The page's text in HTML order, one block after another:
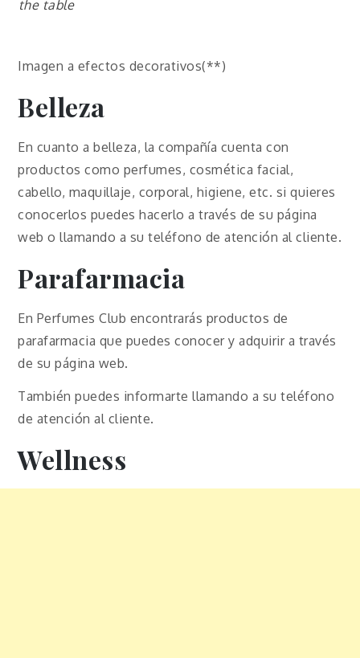
the table
Imagen a efectos decorativos(**)
Belleza
En cuanto a belleza, la compañía cuenta con
productos como perfumes, cosmética facial,
cabello, maquillaje, corporal, higiene, etc. si quieres
conocerlos puedes hacerlo a través de su página
web o llamando a su teléfono de atención al cliente.
Parafarmacia
En Perfumes Club encontrarás productos de
parafarmacia que puedes conocer y adquirir a través
de su página web.
También puedes informarte llamando a su teléfono
de atención al cliente.
Wellness